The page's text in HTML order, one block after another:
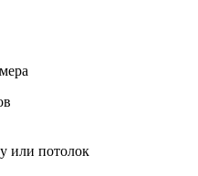
или потолок